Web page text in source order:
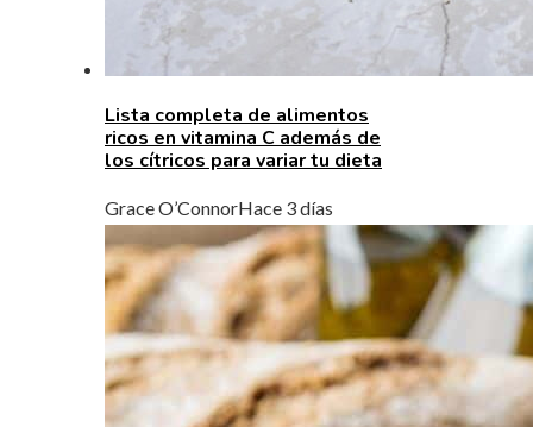
Lista completa de alimentos
ricos en vitamina C además de
los cítricos para variar tu dieta
Grace O’ConnorHace 3 días